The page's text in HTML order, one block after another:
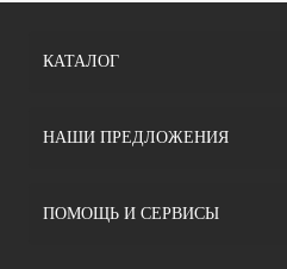
КАТАЛОГ
НАШИ ПРЕДЛОЖЕНИЯ
ПОМОЩЬ И СЕРВИСЫ